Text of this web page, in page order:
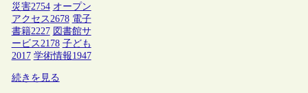
災害2754 オープン
アクセス 2678 電子
書籍2227 図書館サ
ービス 2178 子ども
2017 学術情報1947
続きを見る